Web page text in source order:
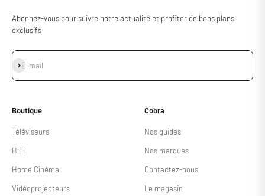
Abonnez-vous pour suivre notre actualité et profiter de bons plans
exclusifs
E-mail
S'inscrire
Boutique
Téléviseurs
HiFi
Home Cinéma
Vidéoprojecteurs
Cobra
Nos guides
Nos marques
Contactez-nous
Le magasin